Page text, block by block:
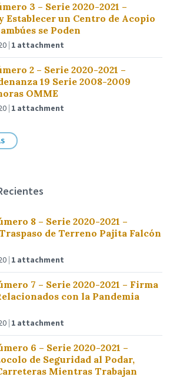
3 – Serie 2020-2021 –
Establecer un Centro de Acopio
se Poden
1 attachment
2 – Serie 2020-2021 –
19 Serie 2008-2009
OMME
1 attachment
8 – Serie 2020-2021 –
de Terreno Pajita Falcón
1 attachment
7 – Serie 2020-2021 – Firma
con la Pandemia
1 attachment
6 – Serie 2020-2021 –
de Seguridad al Podar,
Mientras Trabajan